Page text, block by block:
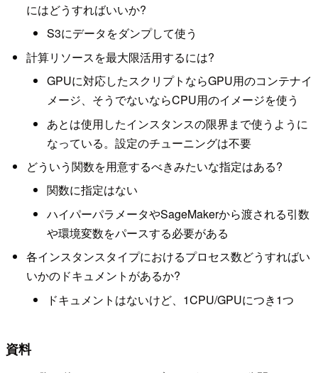
にはどうすればいいか?
S3にデータをダンプして使う
計算リソースを最大限活用するには?
GPUに対応したスクリプトならGPU用のコンテナイ
メージ、そうでないならCPU用のイメージを使う
あとは使用したインスタンスの限界まで使うように
なっている。設定のチューニングは不要
どういう関数を用意するべきみたいな指定はある?
関数に指定はない
ハイパーパラメータやSageMakerから渡される引数
や環境変数をパースする必要がある
各インスタンスタイプにおけるプロセス数どうすればい
いかのドキュメントがあるか?
ドキュメントはないけど、1CPU/GPUにつき1つ
資料